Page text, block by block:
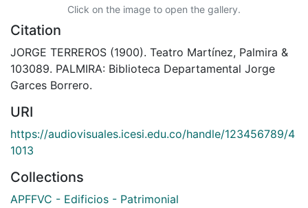
Click on the image to open the gallery.
Citation
JORGE TERREROS (1900). Teatro Martínez, Palmira &
103089. PALMIRA: Biblioteca Departamental Jorge
Garces Borrero.
URI
https://audiovisuales.icesi.edu.co/handle/123456789/4
1013
Collections
APFFVC - Edificios - Patrimonial